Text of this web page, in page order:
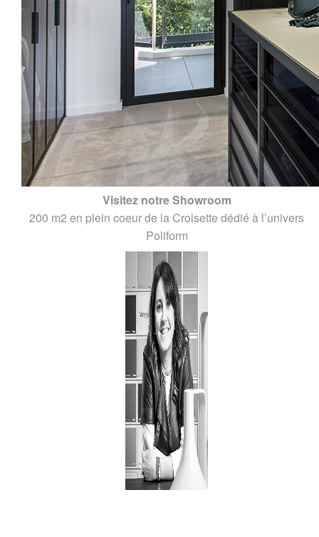
Visitez notre Showroom
200 m2 en plein coeur de la Croisette dédié à l’univers
Poliform